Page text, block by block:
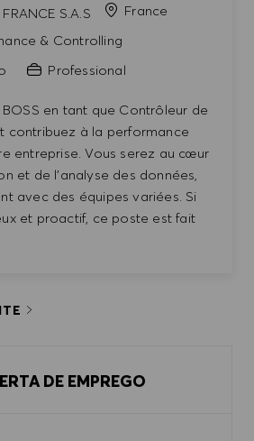
S.A.S
France
& Controlling
Professional
en tant que Contrôleur de
contribuez à la performance
entreprise. Vous serez au cœur
et de l'analyse des données,
avec des équipes variées. Si
et proactif, ce poste est fait
DE EMPREGO